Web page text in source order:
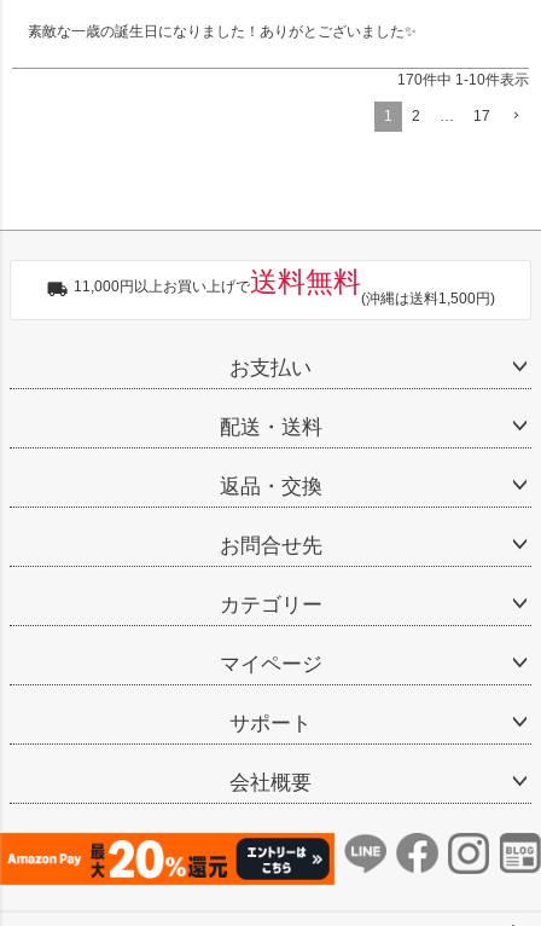
素敵な一歳の誕生日になりました！ありがとございました✨
170件中 1 -10件表示
1 2 17
11,000円以上お買い上げで送料無料
(沖縄は送料1,500円)
お支払い
配送・送料
返品・交換
お問合せ先
カテゴリー
マイページ
サポート
会社概要